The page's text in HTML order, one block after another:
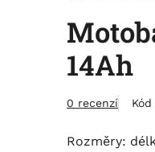
14Ah
0 recenzí
Rozměry: